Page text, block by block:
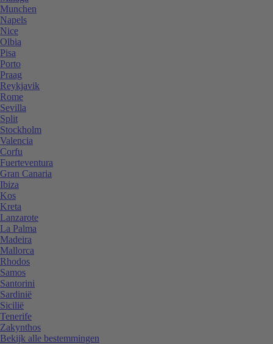
Munchen
Napels
Nice
Olbia
Pisa
Porto
Praag
Reykjavik
Rome
Sevilla
Split
Stockholm
Valencia
Corfu
Fuerteventura
Gran Canaria
Ibiza
Kos
Kreta
Lanzarote
La Palma
Madeira
Mallorca
Rhodos
Samos
Santorini
Sardinië
Sicilië
Tenerife
Zakynthos
Bekijk alle bestemmingen